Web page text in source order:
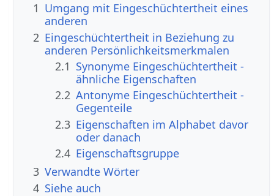
1 Umgang mit Eingeschüchtertheit eines
anderen
2 Eingeschüchtertheit in Beziehung zu
anderen Persönlichkeitsmerkmalen
2.1 Synonyme Eingeschüchtertheit -
ähnliche Eigenschaften
2.2 Antonyme Eingeschüchtertheit -
Gegenteile
2.3 Eigenschaften im Alphabet davor
oder danach
2.4 Eigenschaftsgruppe
3 Verwandte Wörter
4 Siehe auch